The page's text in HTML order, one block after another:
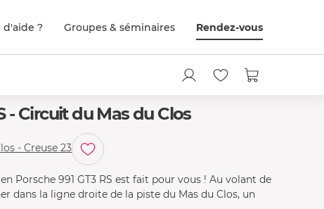
d'aide ? Groupes & séminaires Rendez-vous
- Circuit du Mas du Clos
- Creuse 23
Porsche 991 GT3 RS est fait pour vous ! Au volant de
dans la ligne droite de la piste du Mas du Clos, un